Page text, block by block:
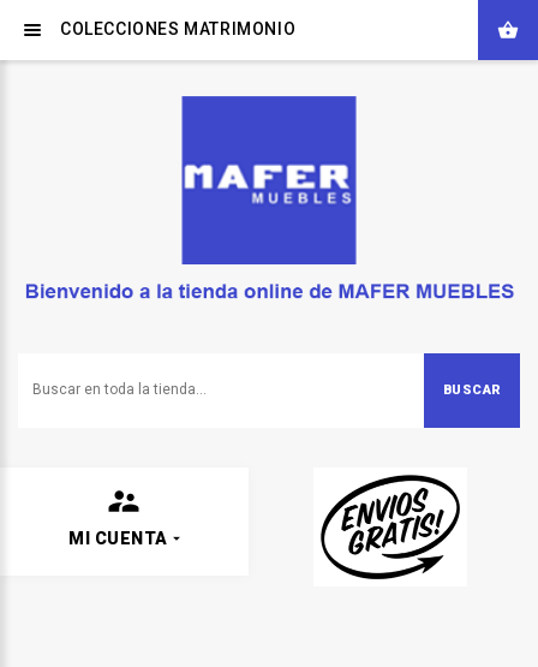
BUSCAR
MI CUENTA
COLECCIONES MATRIMONIO